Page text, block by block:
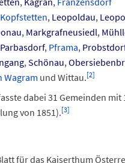
Kopfstetten, Leopoldau,
, Markgrafneusiedl,
Parbasdorf, Pframa,
,Schönau,
Wagram und Wittau.[2]
dabei 31 Gemeinden mit
von 1851).[3]
für das Kaiserthum